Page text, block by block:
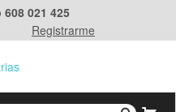
021 425
Registrarme